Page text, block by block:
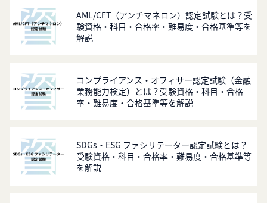
AML/CFT（アンチマネロン）認定試験とは？受
験資格・科目・合格率・難易度・合格基準等を
解説
コンプライアンス・オフィサー認定試験（金融
業務能力検定）とは？受験資格・科目・合格
率・難易度・合格基準等を解説
SDGs・ESG ファシリテーター認定試験とは？
受験資格・科目・合格率・難易度・合格基準等
を解説